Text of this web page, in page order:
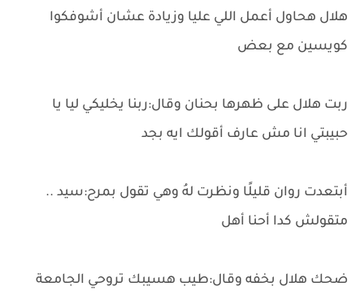
هلال هحاول أعمل اللي عليا وزيادة عشان أشوفكوا
كويسين مع بعض
ربت هلال على ظهرها بحنان وقال:ربنا يخليكي ليا يا
حبيبتي انا مش عارف أقولك ايه بجد
أبتعدت روان قليلًا ونظرت لهُ وهي تقول بمرح:سيد ..
متقولش كدا أحنا أهل
ضحك هلال بخفه وقال:طيب هسيبك تروحي الجامعة